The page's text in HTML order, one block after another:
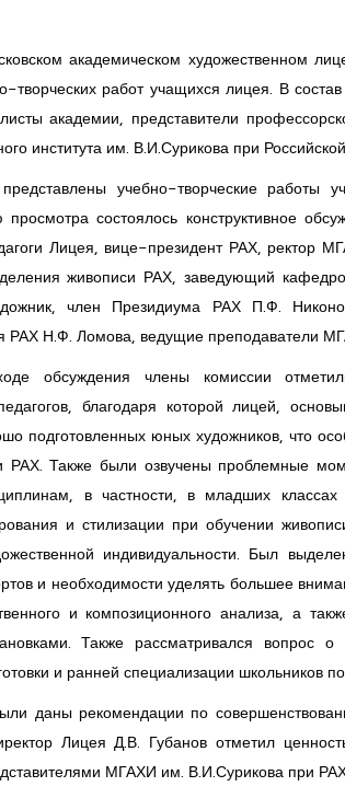
академическом художественном
творческих работ учащихся лицея. В
академии, представители
института им. В.И.Сурикова при
учебно-творческие работы
состоялось конструктивное
Лицея, вице-президент РАХ,
живописи РАХ, заведующий
член Президиума РАХ П.Ф.
РАХ Н.Ф. Ломова, ведущие преподаватели
обсуждения члены комиссии
благодаря которой лицей,
подготовленных юных художников, что
Также были озвучены проблемные
в частности, в младших
и стилизации при обучении
индивидуальности. Был
и необходимости уделять большее
и композиционного анализа, а
Также рассматривался вопрос о
и ранней специализации школьников
даны рекомендации по
Лицея Д.В. Губанов отметил
МГАХИ им. В.И.Сурикова при